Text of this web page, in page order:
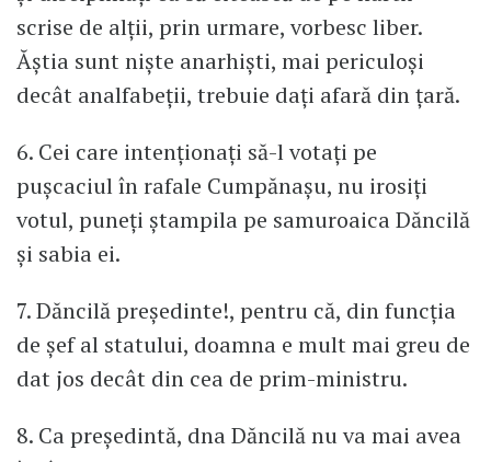
scrise de alții, prin urmare, vorbesc liber.
Ăștia sunt niște anarhiști, mai periculoși
decât analfabeții, trebuie dați afară din țară.
6. Cei care intenționați să-l votați pe
pușcaciul în rafale Cumpănașu, nu irosiți
votul, puneți ștampila pe samuroaica Dăncilă
și sabia ei.
7. Dăncilă președinte!, pentru că, din funcția
de șef al statului, doamna e mult mai greu de
dat jos decât din cea de prim-ministru.
8. Ca președintă, dna Dăncilă nu va mai avea